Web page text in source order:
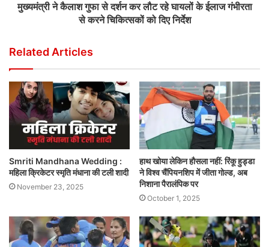
मुख्यमंत्री ने कैलाश गुफा से दर्शन कर लौट रहे घायलों के ईलाज गंभीरता
से करने चिकित्सकों को दिए निर्देश
Related Articles
Smriti Mandhana Wedding :
महिला क्रिकेटर स्मृति मंधाना की टली शादी
November 23, 2025
हाथ खोया लेकिन हौसला नहीं: रिंकू हुड्डा
ने विश्व चैंपियनशिप में जीता गोल्ड, अब
निशाना पैरालंपिक पर
October 1, 2025